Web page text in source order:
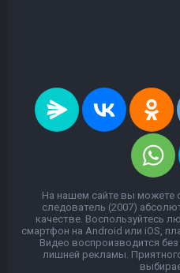
На нашем сайте вы можете
следователь (2007)
качестве. Воспользуйтесь
смартфон на Android или iOS,
Видео воспроизводится без
лишней рекламы.